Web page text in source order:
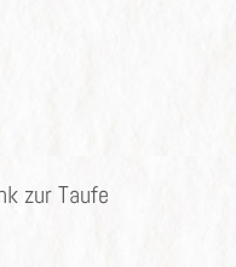
zur Taufe